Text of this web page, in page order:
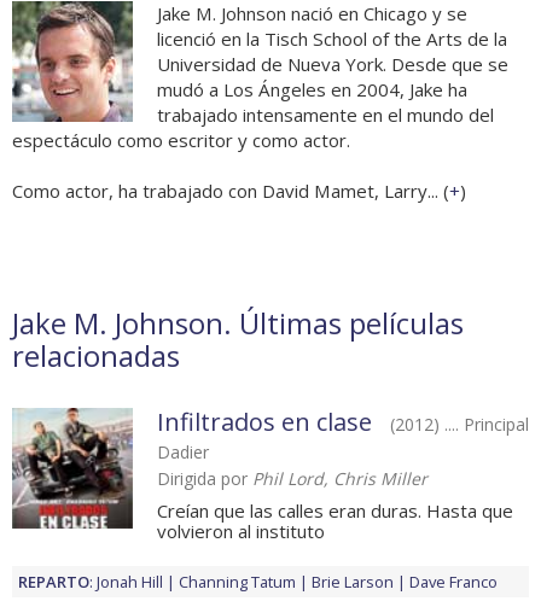
Jake M. Johnson nació en Chicago y se
licenció en la Tisch School of the Arts de la
Universidad de Nueva York. Desde que se
mudó a Los Ángeles en 2004, Jake ha
trabajado intensamente en el mundo del
espectáculo como escritor y como actor.
Como actor, ha trabajado con David Mamet, Larry... (+)
Jake M. Johnson. Últimas películas
relacionadas
Infiltrados en clase
(2012) .... Principal
Dadier
Dirigida por Phil Lord, Chris Miller
Creían que las calles eran duras. Hasta que
volvieron al instituto
REPARTO: Jonah Hill Channing Tatum Brie Larson Dave Franco